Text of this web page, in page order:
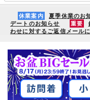
休業案内 夏季休業のお
デートのお知らせ
重要
わせに対するご返信メール